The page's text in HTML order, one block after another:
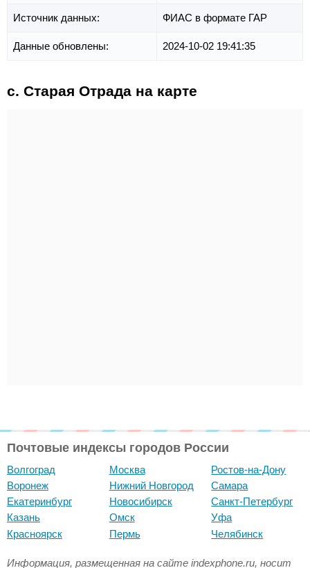
Источник данных: ФИАС в формате ГАР
Данные обновлены: 2024-10-02 19:41:35
с. Старая Отрада на карте
Почтовые индексы городов России
Волгоград
Воронеж
Екатеринбург
Казань
Красноярск
Москва
Нижний Новгород
Новосибирск
Омск
Пермь
Ростов-на-Дону
Самара
Санкт-Петербург
Уфа
Челябинск
Информация, размещенная на сайте indexphone.ru, носит